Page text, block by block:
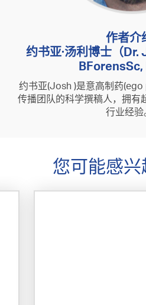
作者介
约书亚·汤利博士（
BForensSc,
约书亚(Josh )是意高制药
传播团队的科学撰稿人，拥有
行业经验
您可能感